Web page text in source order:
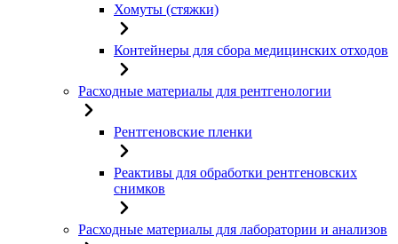
Хомуты (стяжки)
Контейнеры для сбора медицинских отходов
Расходные материалы для рентгенологии
Рентгеновские пленки
Реактивы для обработки рентгеновских
снимков
Расходные материалы для лаборатории и анализов